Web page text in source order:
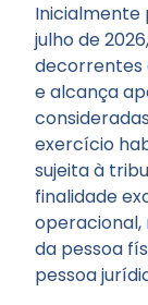
julho de
decorrentes
e alcança
exercício
sujeita à
finalidade
operacional,
da pessoa
pessoa